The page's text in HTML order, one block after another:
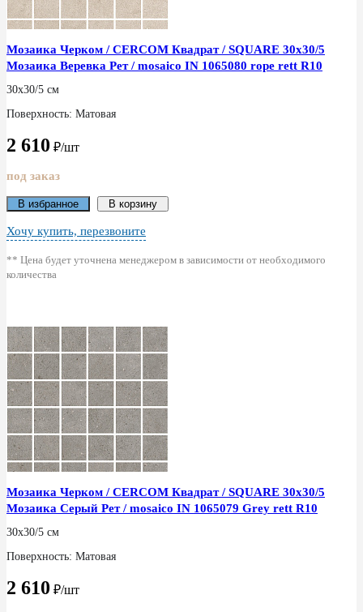
Мозаика Черком / CERCOM Квадрат / SQUARE 30x30/5
Мозаика Веревка Рет / mosaico IN 1065080 rope rett R10
30x30/5 см
Поверхность: Матовая
2 610 ₽/шт
под заказ
В избранное В корзину
Хочу купить, перезвоните
** Цена будет уточнена менеджером в зависимости от необходимого
количества
Мозаика Черком / CERCOM Квадрат / SQUARE 30x30/5
Мозаика Серый Рет / mosaico IN 1065079 Grey rett R10
30x30/5 см
Поверхность: Матовая
2 610 ₽/шт